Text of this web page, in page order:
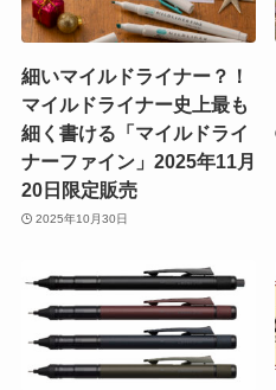
細いマイルドライナー？！
マイルドライナー史上最も
細く書ける「マイルドライ
ナーファイン」2025年11月
20日限定販売
2025年10月30日